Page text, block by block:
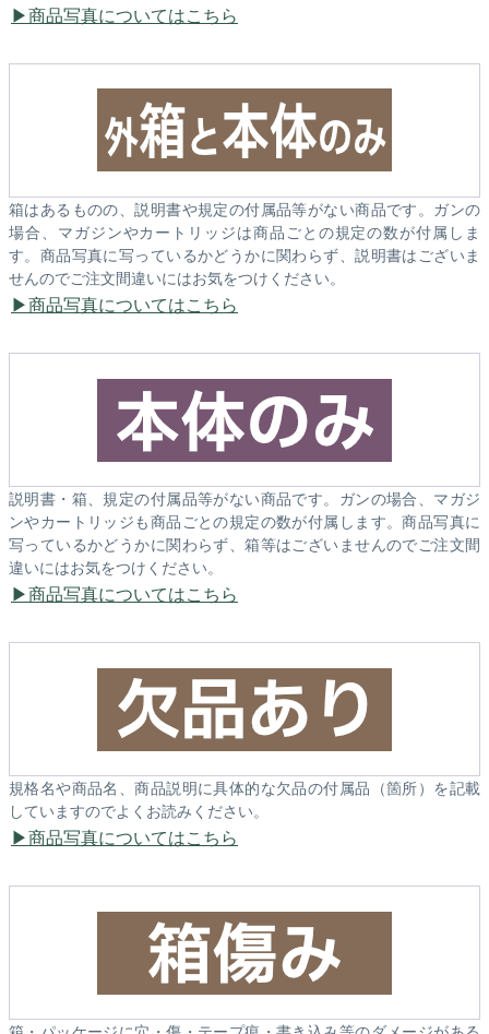
商品写真についてはこちら
箱はあるものの、説明書や規定の付属品等がない商品です。ガンの
場合、マガジンやカートリッジは商品ごとの規定の数が付属しま
す。商品写真に写っているかどうかに関わらず、説明書はございま
せんのでご注文間違いにはお気をつけください。
商品写真についてはこちら
説明書・箱、規定の付属品等がない商品です。ガンの場合、マガジ
ンやカートリッジも商品ごとの規定の数が付属します。商品写真に
写っているかどうかに関わらず、箱等はございませんのでご注文間
違いにはお気をつけください。
商品写真についてはこちら
規格名や商品名、商品説明に具体的な欠品の付属品（箇所）を記載
していますのでよくお読みください。
商品写真についてはこちら